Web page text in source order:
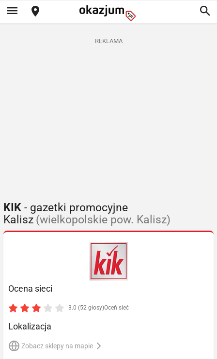
REKLAMA
KIK - gazetki promocyjne
Kalisz (wielkopolskie pow. Kalisz)
Ocena sieci
3.0 (52 głosy)Oceń sieć
Lokalizacja
Zobacz sklepy na mapie